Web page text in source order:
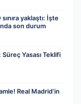
yaklaştı: İşte
son durum
Yasası Teklifi
Real Madrid’in